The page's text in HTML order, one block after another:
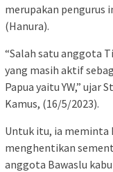
merupakan pengurus
(Hanura).
“Salah satu anggota
yang masih aktif
Papua yaitu YW,” ujar
Kamus, (16/5/2023).
Untuk itu, ia meminta
menghentikan
anggota Bawaslu